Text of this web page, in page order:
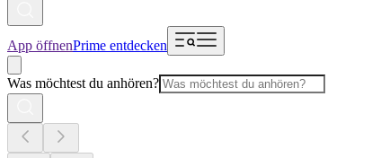
App öffnenPrime entdecken
Was möchtest du anhören?